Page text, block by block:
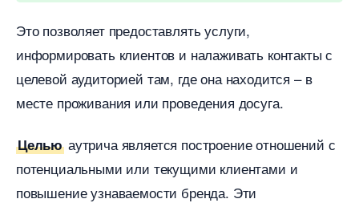
Это позволяет предоставлять услуги,
информировать клиентов и налаживать контакты с
целевой аудиторией там, где она находится –
месте проживания или проведения досуга.
Целью аутрича является построение отношений с
потенциальными или текущими клиентами и
повышение узнаваемости бренда. Эти